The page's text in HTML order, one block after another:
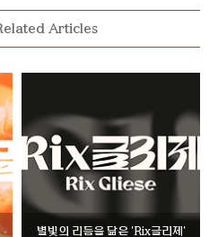
Articles
별빛의 리듬을 닮은 'Rix글리제'